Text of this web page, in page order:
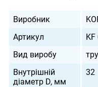
Виробник
Артикул
KF
Вид виробу
Внутрішній
діаметр D, мм
32